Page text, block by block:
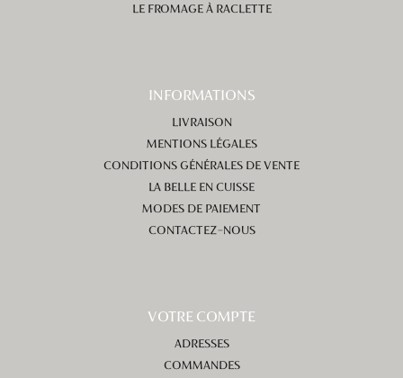
LE FROMAGE À RACLETTE
INFORMATIONS
LIVRAISON
MENTIONS LÉGALES
CONDITIONS GÉNÉRALES DE VENTE
LA BELLE EN CUISSE
MODES DE PAIEMENT
CONTACTEZ-NOUS
VOTRE COMPTE
ADRESSES
COMMANDES